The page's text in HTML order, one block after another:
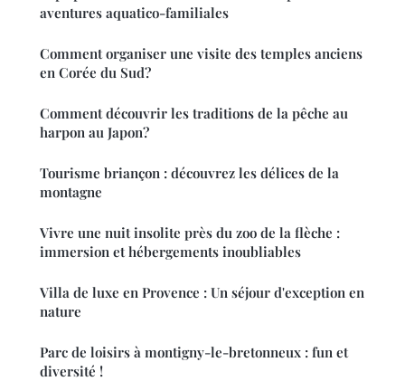
aventures aquatico-familiales
Comment organiser une visite des temples anciens
en Corée du Sud?
Comment découvrir les traditions de la pêche au
harpon au Japon?
Tourisme briançon : découvrez les délices de la
montagne
Vivre une nuit insolite près du zoo de la flèche :
immersion et hébergements inoubliables
Villa de luxe en Provence : Un séjour d'exception en
nature
Parc de loisirs à montigny-le-bretonneux : fun et
diversité !